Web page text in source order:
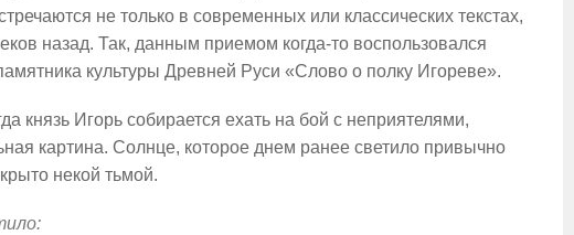
не только в современных или классических текстах,
назад. Так, данным приемом когда-то воспользовался
культуры Древней Руси «Слово о полку Игореве».
князь Игорь собирается ехать на бой с неприятелями,
картина. Солнце, которое днем ранее светило привычно
некой тьмой.